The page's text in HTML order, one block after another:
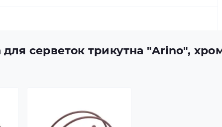
для серветок трикутна "Arino",